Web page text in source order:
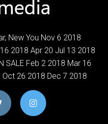
New You Nov 6 2018
2018 Apr 20 Jul 13 2018
SALE Feb 2 2018 Mar 16
26 2018 Dec 7 2018